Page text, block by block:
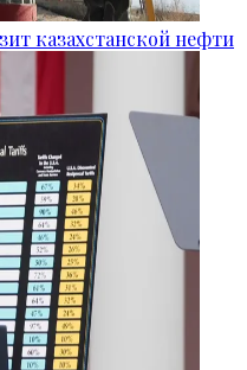
казахстанской нефти